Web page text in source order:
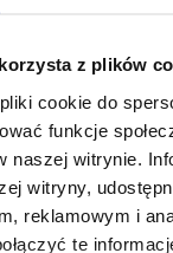
z plików
cookie do
funkcje
naszej witrynie.
witryny,
reklamowym i
te
–